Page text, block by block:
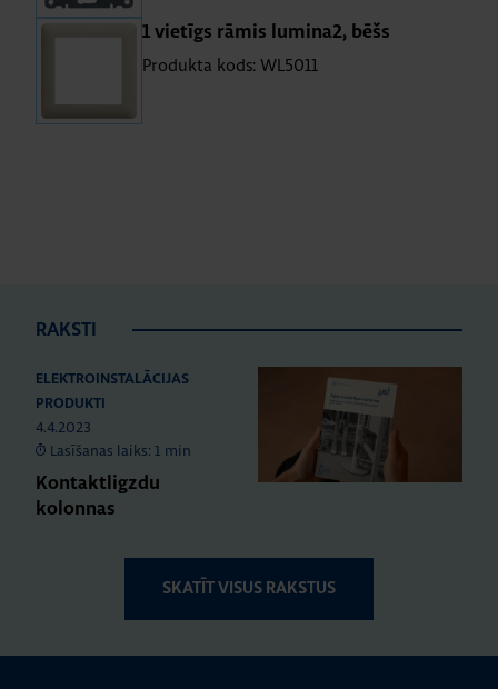
1 vie­tīgs rāmis lu­mi­na2, bēšs
Produkta kods: WL5011
RAKSTI
ELEKTROINSTALĀCIJAS
PRODUKTI
4.4.2023
Lasīšanas laiks: 1 min
Kontaktligzdu
kolonnas
SKATĪT VISUS RAKSTUS